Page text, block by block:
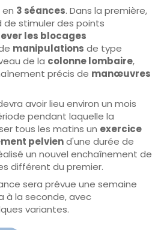
en 3 séances. Dans la première,
stimuler des points
les blocages
manipulations de type
de la colonne lombaire,
précis de manœuvres
avoir lieu environ un mois
pendant laquelle la
tous les matins un exercice
pelviend'une durée de
un nouvel enchaînement de
différent du premier.
sera prévue une semaine
à la seconde, avec
variantes.